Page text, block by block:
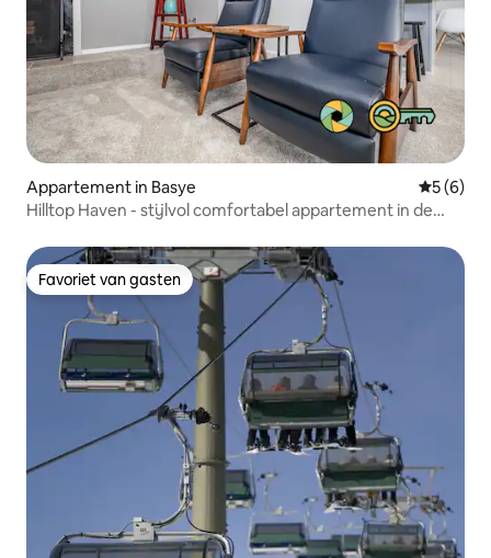
Appartement in Basye
5 (6)
Hilltop Haven - stijlvol comfortabel appartement in de
Favoriet van gasten
Favoriet van gasten